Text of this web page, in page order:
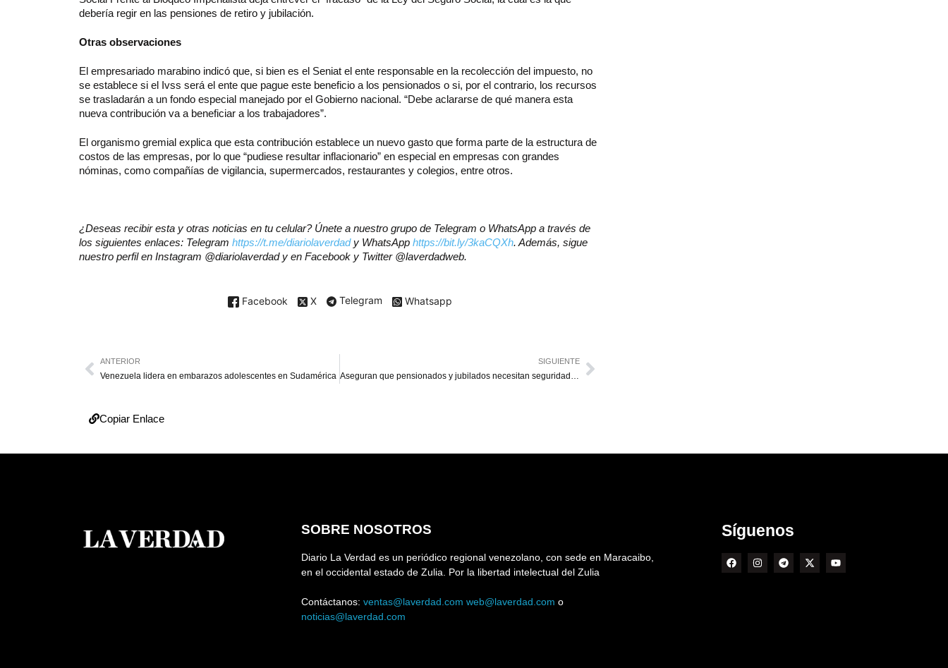
debería regir en las pensiones de retiro y jubilación.
Otras observaciones
El empresariado marabino indicó que, si bien es el Seniat el ente responsable en la recolección del impuesto, no
se establece si el Ivss será el ente que pague este beneficio a los pensionados o si, por el contrario, los recursos
se trasladarán a un fondo especial manejado por el Gobierno nacional. “Debe aclararse de qué manera esta
nueva contribución va a beneficiar a los trabajadores”.
El organismo gremial explica que esta contribución establece un nuevo gasto que forma parte de la estructura de
costos de las empresas, por lo que “pudiese resultar inflacionario” en especial en empresas con grandes
nóminas, como compañías de vigilancia, supermercados, restaurantes y colegios, entre otros.
¿Deseas recibir esta y otras noticias en tu celular? Únete a nuestro grupo de Telegram o WhatsApp a través de
los siguientes enlaces: Telegram https://t.me/diariolaverdady WhatsApp https://bit.ly/3kaCQXh. Además, sigue
nuestro perfil en Instagram @diariolaverdad y en Facebook y Twitter @laverdadweb.
Facebook X Telegram Whatsapp
ANTERIOR
Venezuela lidera en embarazos adolescentes en Sudamérica
SIGUIENTE
Copiar Enlace
SOBRE NOSOTROS
Diario La Verdad es un periódico regional venezolano, con sede en Maracaibo,
en el occidental estado de Zulia. Por la libertad intelectual del Zulia
Contáctanos: ventas@laverdad.com web@laverdad.com o
noticias@laverdad.com
Síguenos